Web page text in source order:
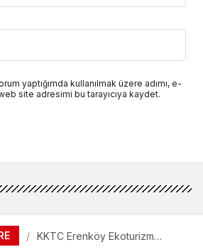
yaptığımda kullanılmak üzere adımı, e-
site adresimi bu tarayıcıya kaydet.
KKTC Erenköy Ekoturizm